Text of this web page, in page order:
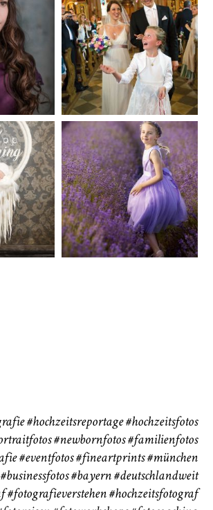
Hochzeit
183
Kinder
111
#hochzeitsreportage #hochzeitsfotos
#newbornfotos #familienfotos
#eventfotos #fineartprints#münchen
#businessfotos#bayern #deutschlandweit
#fotografieverstehen #hochzeitsfotograf